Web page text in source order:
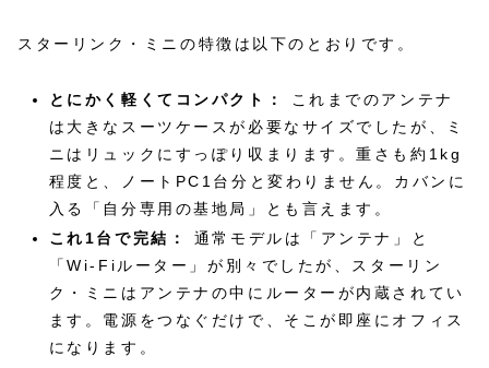
スターリンク・ミニの特徴は以下のとおりです。
とにかく軽くてコンパクト：
これまでのアンテナ
は大きなスーツケースが必要なサイズでしたが、ミ
ニはリュックにすっぽり収まります。重さも約1kg
程度と、ノートPC1台分と変わりません。カバンに
入る「自分専用の基地局」とも言えます。
これ1台で完結：
通常モデルは「アンテナ」と
「Wi-Fiルーター」が別々でしたが、スターリン
ク・ミニはアンテナの中にルーターが内蔵されてい
ます。電源をつなぐだけで、そこが即座にオフィス
になります。